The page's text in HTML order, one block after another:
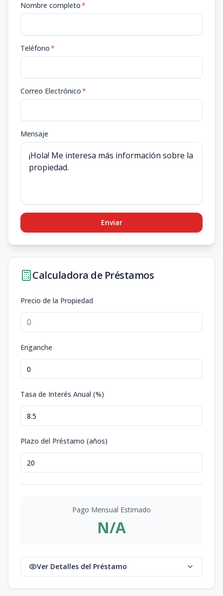
Nombre completo*
Teléfono*
Correo Electrónico*
Mensaje
Enviar
Calculadora de Préstamos
Precio de la Propiedad
Enganche
Tasa de Interés Anual (%)
Plazo del Préstamo (años)
Pago Mensual Estimado
N/A
Ver Detalles del Préstamo